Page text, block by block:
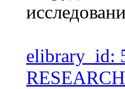
elibrary_id: